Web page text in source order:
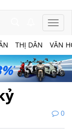
THỊ DÂN VĂN
0